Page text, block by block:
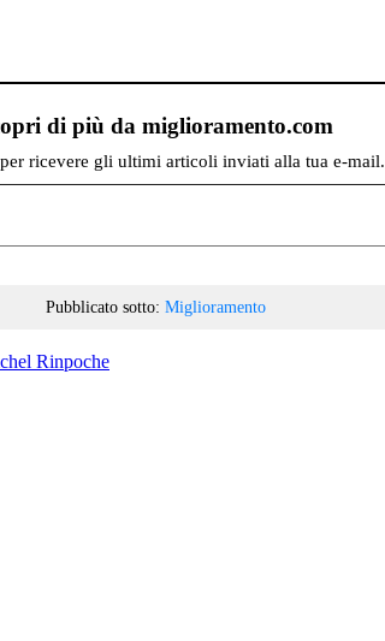
di più da miglioramento.com
ricevere gli ultimi articoli inviati alla tua e-mail.
Pubblicato sotto: Miglioramento
Rinpoche